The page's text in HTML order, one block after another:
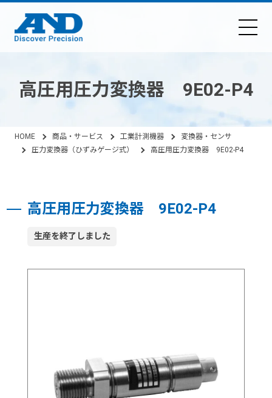
高圧用圧力変換器 9E02-P4
HOME 商品・サービス 工業計測機器
変換器・センサ
圧力変換器（ひずみゲージ式）
高圧用圧力変換器 9E02-P4
高圧用圧力変換器 9E02-P4
生産を終了しました